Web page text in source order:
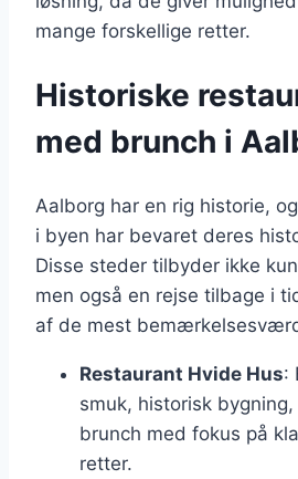
mange forskellige retter.
Historiske
med brunch i
Aalborg har en rig historie,
i byen har bevaret deres
Disse steder tilbyder ikke
men også en rejse tilbage i
af de mest
Restaurant Hvide Hus:
smuk, historisk
brunch med fokus på
retter.